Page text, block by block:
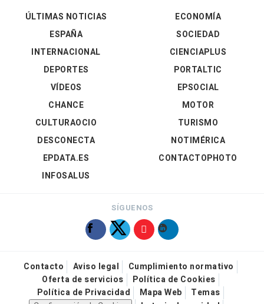
ÚLTIMAS NOTICIAS
ESPAÑA
INTERNACIONAL
DEPORTES
VÍDEOS
ECONOMÍA
SOCIEDAD
CIENCIAPLUS
PORTALTIC
EPSOCIAL
CHANCE
CULTURAOCIO
DESCONECTA
EPDATA.ES
INFOSALUS
MOTOR
TURISMO
NOTIMÉRICA
CONTACTOPHOTO
SÍGUENOS
Contacto Aviso legal
Cumplimiento normativo
Oferta de servicios
Política de Cookies
Política de Privacidad
Mapa Web
Temas